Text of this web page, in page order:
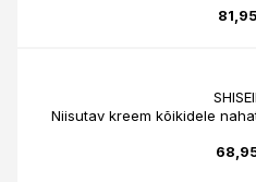
Niisutav kreem kõikidele